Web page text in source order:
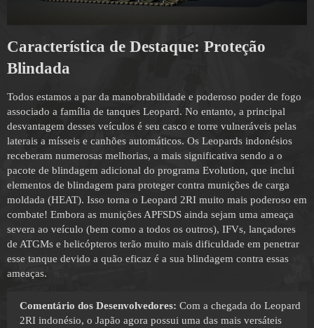
Característica de Destaque: Proteção
Blindada
Todos estamos a par da manobrabilidade e poderoso poder de fogo
associado a família de tanques Leopard. No entanto, a principal
desvantagem desses veículos é seu casco e torre vulneráveis pelas
laterais a mísseis e canhões automáticos. Os Leopards indonésios
receberam numerosas melhorias, a mais significativa sendo a o
pacote de blindagem adicional do programa Evolution, que inclui
elementos de blindagem para proteger contra munições de carga
moldada (HEAT). Isso torna o Leopard 2RI muito mais poderoso em
combate! Embora as munições APFSDS ainda sejam uma ameaça
severa ao veículo (bem como a todos os outros), IFVs, lançadores
de ATGMs e helicópteros terão muito mais dificuldade em penetrar
esse tanque devido a quão eficaz é a sua blindagem contra essas
ameaças.
Comentário dos Desenvolvedores: Com a chegada do Leopard
2RI indonésio, o Japão agora possui uma das mais versáteis